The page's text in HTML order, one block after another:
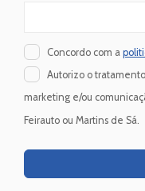
Concordo com a
Autorizo o
marketing e/ou
Feirauto ou Martins de Sá.